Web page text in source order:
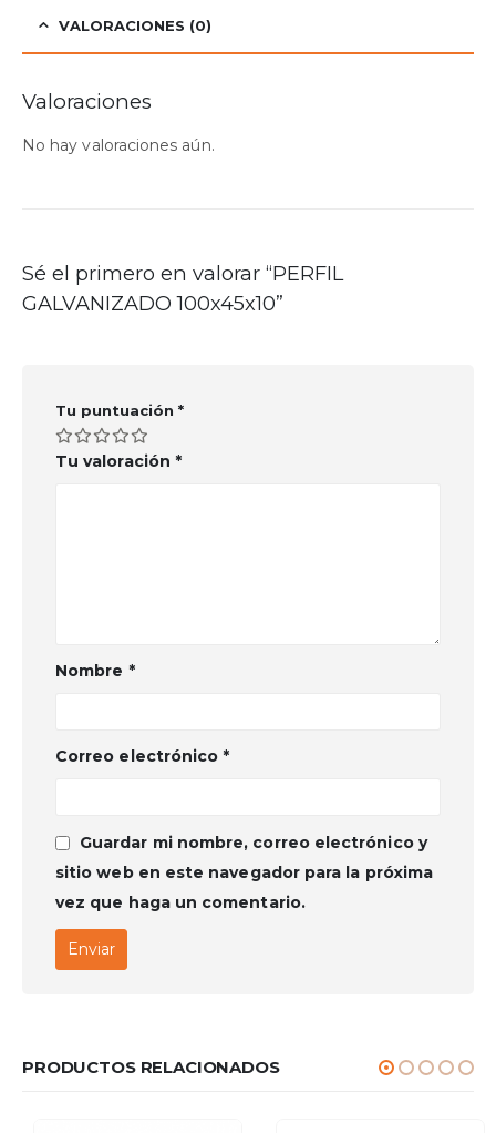
VALORACIONES (0)
Valoraciones
No hay valoraciones aún.
Sé el primero en valorar “PERFIL
GALVANIZADO 100x45x10”
Tu puntuación *
Tu valoración *
Nombre *
Correo electrónico *
Guardar mi nombre, correo electrónico y
sitio web en este navegador para la próxima
vez que haga un comentario.
PRODUCTOS RELACIONADOS